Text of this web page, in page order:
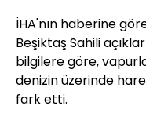
İHA'nın haberine
Beşiktaş Sahili
bilgilere göre,
denizin üzerinde
fark etti.